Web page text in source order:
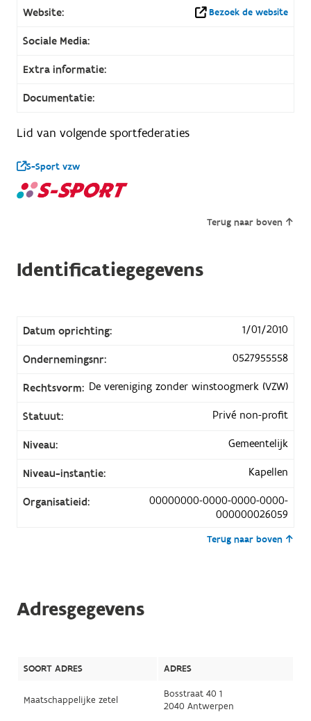
Website: Bezoek de website
Sociale Media:
Extra informatie:
Documentatie:
Lid van volgende sportfederaties
S-Sport vzw
Terug naar boven
Identificatiegegevens
Datum oprichting: 1/01/2010
Ondernemingsnr: 0527955558
Rechtsvorm: De vereniging zonder winstoogmerk (VZW)
Statuut: Privé non-profit
Niveau: Gemeentelijk
Niveau-instantie: Kapellen
Organisatieid:
00000000-0000-0000-0000-
000000026059
Terug naar boven
Adresgegevens
SOORT ADRES ADRES
Maatschappelijke zetel
Bosstraat 40 1
2040 Antwerpen